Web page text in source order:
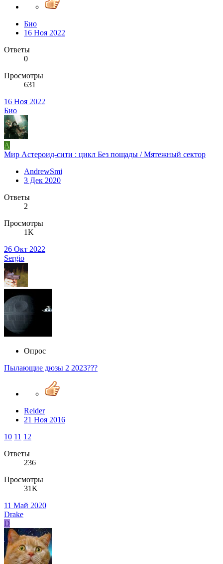
Био
16 Ноя 2022
Ответы
0
Просмотры
631
16 Ноя 2022
Био
A
Мир Астероид-сити : цикл Без пощады / Мятежный сектор
AndrewSmi
3 Дек 2020
Ответы
2
Просмотры
1K
26 Окт 2022
Sergio
Опрос
Пылающие дюзы 2 2023???
Reider
21 Ноя 2016
10 11 12
Ответы
236
Просмотры
31K
11 Май 2020
Drake
D